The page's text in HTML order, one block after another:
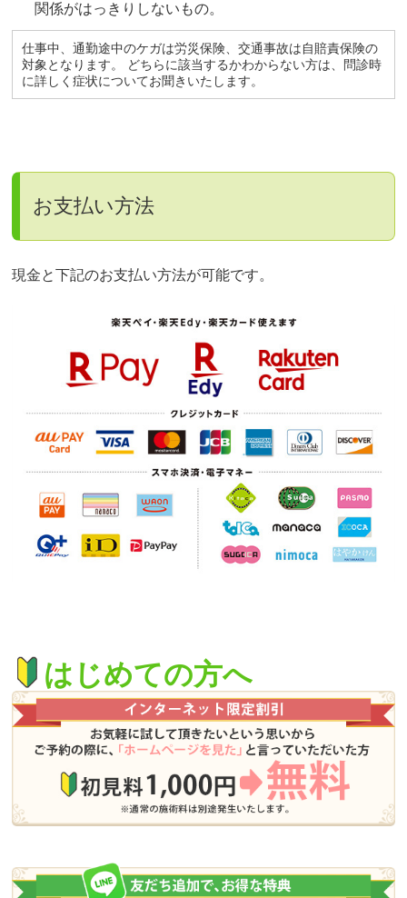
関係がはっきりしないもの。
仕事中、通勤途中のケガは労災保険、交通事故は自賠責保険の
対象となります。 どちらに該当するかわからない方は、問診時
に詳しく症状についてお聞きいたします。
お支払い方法
現金と下記のお支払い方法が可能です。
はじめての方へ